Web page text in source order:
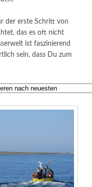
der erste Schritt von
das es oft nicht
ist faszinierend
sein, dass Du zum